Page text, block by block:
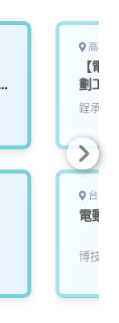
高雄
【電
劃工
鋥承股
台中
電動
博技科